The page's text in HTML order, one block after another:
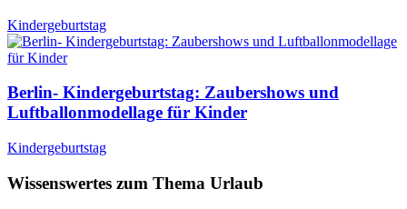
Kindergeburtstag
Berlin- Kindergeburtstag: Zaubershows und
Luftballonmodellage für Kinder
Kindergeburtstag
Wissenswertes zum Thema Urlaub